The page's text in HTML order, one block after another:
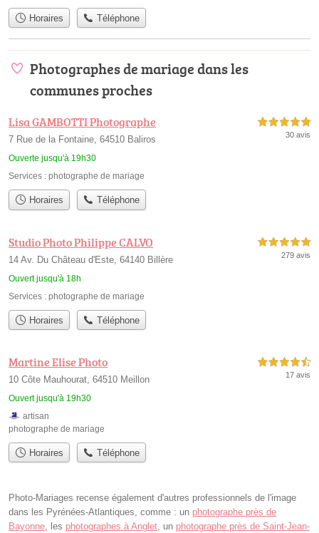
Horaires Téléphone
Photographes de mariage dans les
communes proches
Lisa GAMBOTTI Photographe
7 Rue de la Fontaine, 64510 Baliros
Ouverte jusqu'à 19h30
5,0 étoiles sur 5
30 avis
Services : photographe de mariage
Horaires Téléphone
Studio Photo Philippe CALVO
14 Av. Du Château d'Este, 64140 Billère
Ouvert jusqu'à 18h
5,0 étoiles sur 5
279 avis
Services : photographe de mariage
Horaires Téléphone
Martine Elise Photo
10 Côte Mauhourat, 64510 Meillon
Ouvert jusqu'à 19h30
4,5 étoiles sur 5
17 avis
artisan
photographe de mariage
Horaires Téléphone
Photo-Mariages recense également d'autres professionnels de l'image
dans les Pyrénées-Atlantiques, comme : un photographe près de
Bayonne, les photographes à Anglet, un photographe près de Saint-Jean-